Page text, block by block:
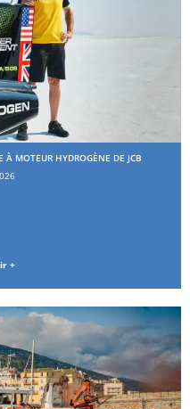
À MOTEUR HYDROGÈNE DE JCB
+